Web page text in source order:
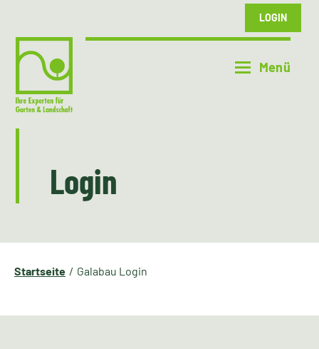
LOGIN
Login
Startseite Galabau Login